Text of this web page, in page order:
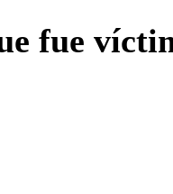
fue